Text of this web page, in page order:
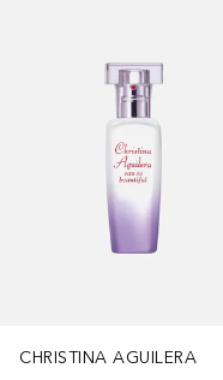
CHRISTINA AGUILERA